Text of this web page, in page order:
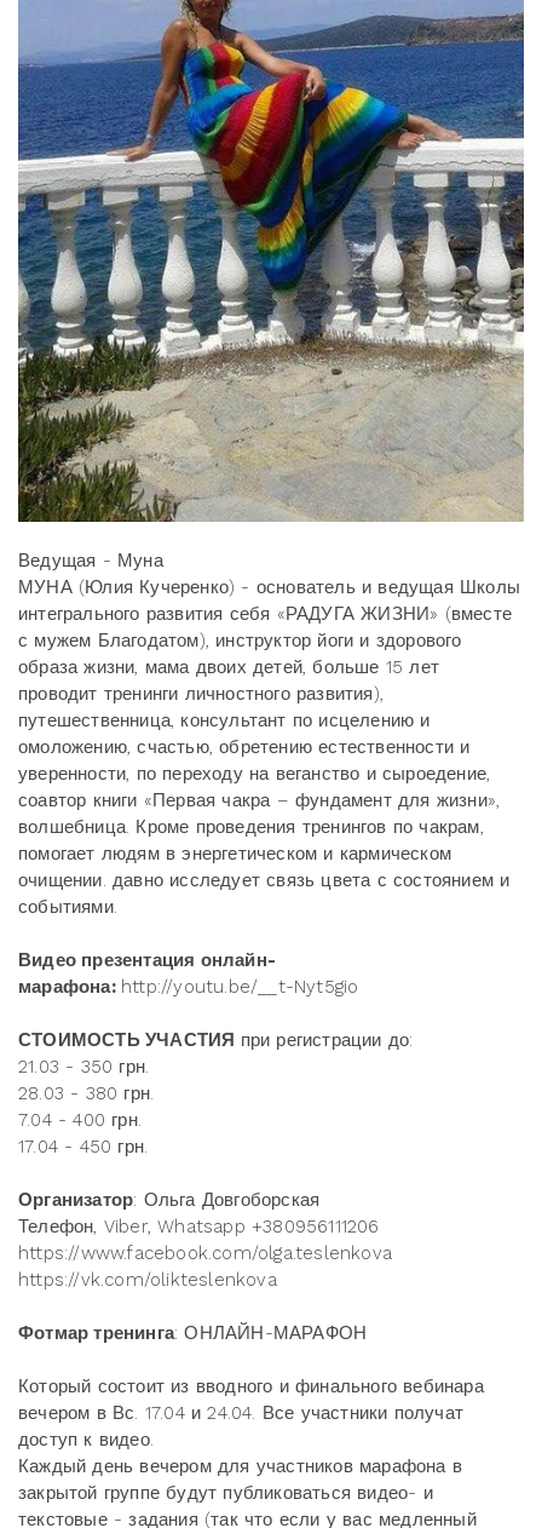
Ведущая - Муна
МУНА (Юлия Кучеренко) - основатель и ведущая Школы
интегрального развития себя «РАДУГА ЖИЗНИ» (вместе
с мужем Благодатом), инструктор йоги и здорового
образа жизни, мама двоих детей, больше 15 лет
проводит тренинги личностного развития),
путешественница, консультант по исцелению и
омоложению, счастью, обретению естественности и
уверенности, по переходу на веганство и сыроедение,
соавтор книги «Первая чакра – фундамент для жизни»,
волшебница. Кроме проведения тренингов по чакрам,
помогает людям в энергетическом и кармическом
очищении. давно исследует связь цвета с состоянием и
событиями.
Видео презентация онлайн-
марафона: http://youtu.be/__t-Nyt5gio
СТОИМОСТЬ УЧАСТИЯ при регистрации до:
21.03 - 350 грн.
28.03 - 380 грн.
7.04 - 400 грн.
17.04 - 450 грн.
Организатор: Ольга Довгоборская
Телефон, Viber, Whatsapp +380956111206
https://www.facebook.com/olga.teslenkova
https://vk.com/olikteslenkova
Фотмар тренинга: ОНЛАЙН-МАРАФОН
Который состоит из вводного и финального вебинара
вечером в Вс. 17.04 и 24.04. Все участники получат
доступ к видео.
Каждый день вечером для участников марафона в
закрытой группе будут публиковаться видео- и
текстовые - задания (так что если у вас медленный